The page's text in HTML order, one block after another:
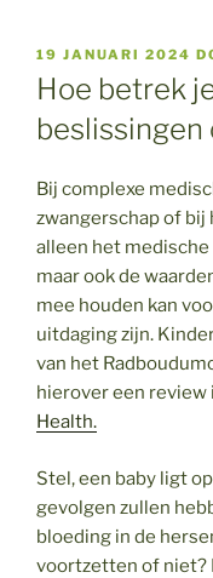
GEPLAATST
OP
19 JANUARI 2024
Hoe betrek
beslissingen
Bij complexe
zwangerschap of
alleen het
maar ook de
mee houden kan
uitdaging zijn.
van het
hierover een review
Health.
Stel, een baby ligt
gevolgen zullen
bloeding in de
voortzetten of niet?